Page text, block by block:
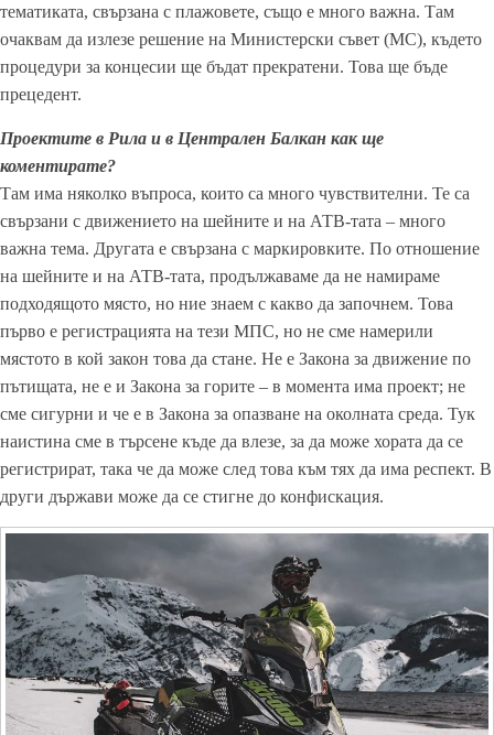
тематиката, свързана с плажовете, също е много важна. Там
очаквам да излезе решение на Министерски съвет (МС), където
процедури за концесии ще бъдат прекратени. Това ще бъде
прецедент.
Проектите в Рила и в Централен Балкан как ще
коментирате?
Там има няколко въпроса, които са много чувствителни. Те са
свързани с движението на шейните и на АТВ-тата – много
важна тема. Другата е свързана с маркировките. По отношение
на шейните и на АТВ-тата, продължаваме да не намираме
подходящото място, но ние знаем с какво да започнем. Това
първо е регистрацията на тези МПС, но не сме намерили
мястото в кой закон това да стане. Не е Закона за движение по
пътищата, не е и Закона за горите – в момента има проект; не
сме сигурни и че е в Закона за опазване на околната среда. Тук
наистина сме в търсене къде да влезе, за да може хората да се
регистрират, така че да може след това към тях да има респект. В
други държави може да се стигне до конфискация.